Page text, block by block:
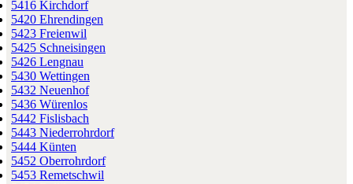
5416 Kirchdorf
5420 Ehrendingen
5423 Freienwil
5425 Schneisingen
5426 Lengnau
5430 Wettingen
5432 Neuenhof
5436 Würenlos
5442 Fislisbach
5443 Niederrohrdorf
5444 Künten
5452 Oberrohrdorf
5453 Remetschwil